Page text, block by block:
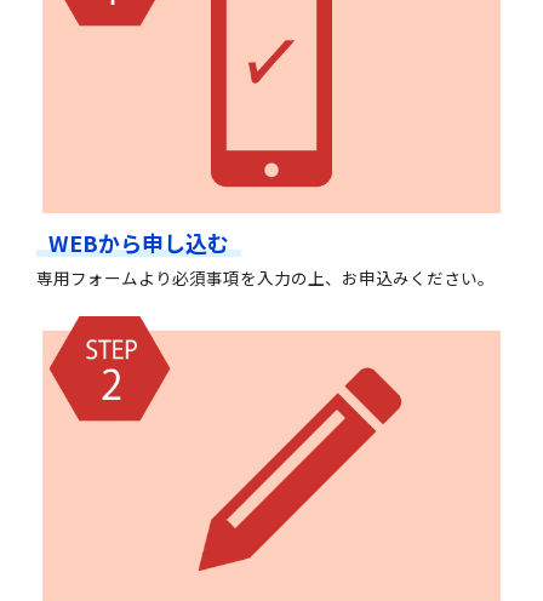
WEBから申し込む
専用フォームより必須事項を入力の上、お申込みください。